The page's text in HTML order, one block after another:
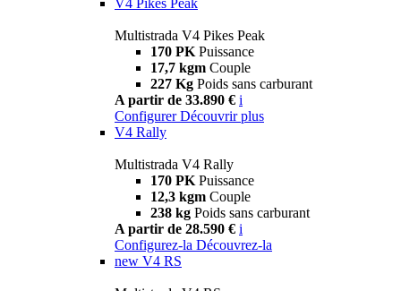
Multistrada V4 Pikes Peak
170 PK Puissance
17,7 kgm Couple
227 Kg Poids sans carburant
A partir de 33.890 € i
Configurer Découvrir plus
V4 Rally
Multistrada V4 Rally
170 PK Puissance
12,3 kgm Couple
238 kg Poids sans carburant
A partir de 28.590 € i
Configurez-la Découvrez-la
new V4 RS